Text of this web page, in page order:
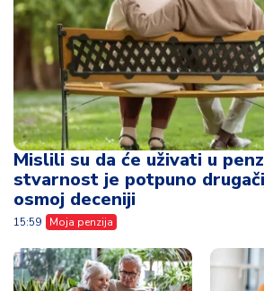
Mislili su da će uživati u
stvarnost je potpuno
osmoj deceniji
15:59 Moja penzija